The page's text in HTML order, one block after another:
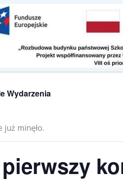
O nas
Wydarzenia
już minęło.